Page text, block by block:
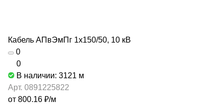
Кабель АПвЭмПг 1х150/50, 10 кВ
0
0
В наличии: 3121 м
Арт. 0891225822
от 800.16 ₽/м